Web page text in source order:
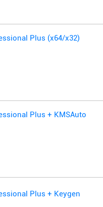
Plus (x64/x32)
Plus + KMSAuto
Plus + Keygen